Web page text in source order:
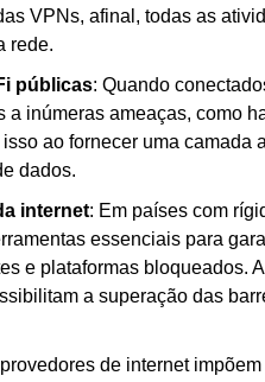
VPNs, afinal, todas as
rede.
públicas: Quando
inúmeras ameaças, como
ao fornecer uma camada
dados.
internet: Em países com
essenciais para
e plataformas bloqueados.
a superação das
de internet